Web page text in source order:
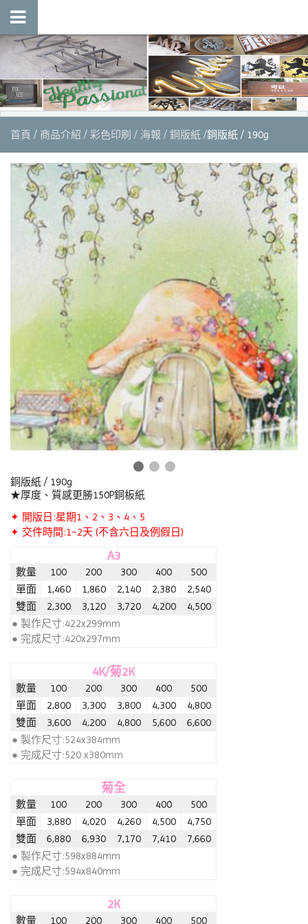
首頁 商品介紹 彩色印刷 海報 銅版紙 銅版紙 / 190g
銅版紙 / 190g
★厚度、質感更勝150P銅板紙
✦ 開版日:星期1、2、3、4、5
✦ 交件時間:1~2天 (不含六日及例假日)
A3
數量 100 200 300 400
500
單面
1,460 1,860 2,140 2,380
2,540
雙面
2,300 3,120 3,720 4,200
4,500
● 製作尺寸:422x299mm
● 完成尺寸:420x297mm
4K/菊2K
數量 100 200 300 400
500
單面
2,800 3,300 3,800 4,300
4,800
雙面
3,600 4,200 4,800 5,600
6,600
● 製作尺寸:524x384mm
● 完成尺寸:520 x380mm
菊全
數量 100 200 300 400
500
單面
3,880 4,020 4,260 4,500
4,750
雙面
6,880 6,930 7,170 7,410
7,660
● 製作尺寸:598x884mm
● 完成尺寸:594x840mm
2K
數量 100 200 300 400 500